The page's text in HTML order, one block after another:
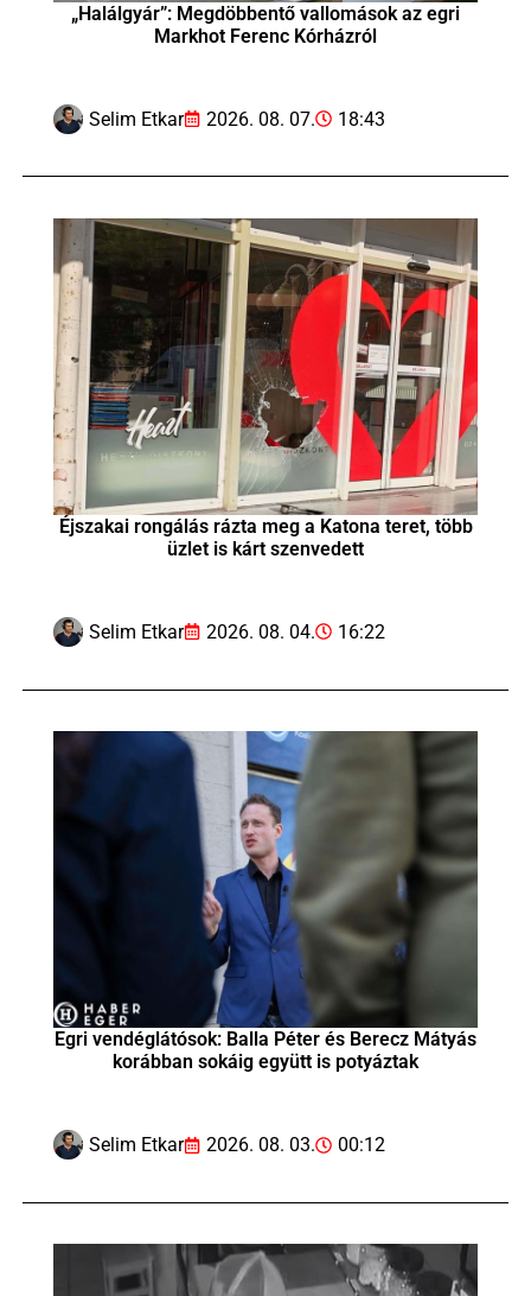
„Halálgyár”: Megdöbbentő vallomások az egri
Markhot Ferenc Kórházról
Selim Etkar 2026. 08. 07. 18:43
Éjszakai rongálás rázta meg a Katona teret, több
üzlet is kárt szenvedett
Selim Etkar 2026. 08. 04. 16:22
Egri vendéglátósok: Balla Péter és Berecz Mátyás
korábban sokáig együtt is potyáztak
Selim Etkar 2026. 08. 03. 00:12